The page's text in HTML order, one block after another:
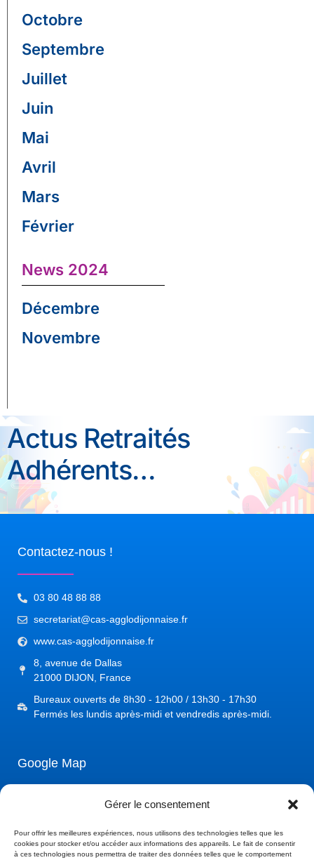
Gérer le consentement
Pour offrir les meilleures expériences, nous utilisons des technologies telles que les
cookies pour stocker et/ou accéder aux informations des appareils. Le fait de consentir
à ces technologies nous permettra de traiter des données telles que le comportement
Octobre
Septembre
Juillet
Juin
Mai
Avril
Mars
Février
News 2024
Décembre
Novembre
Actus Retraités
Adhérents…
Contactez-nous !
03 80 48 88 88
secretariat@cas-agglodijonnaise.fr
www.cas-agglodijonnaise.fr
8, avenue de Dallas
21000 DIJON, France
Bureaux ouverts de 8h30 - 12h00 / 13h30 - 17h30
Fermés les lundis après-midi et vendredis après-midi.
Google Map